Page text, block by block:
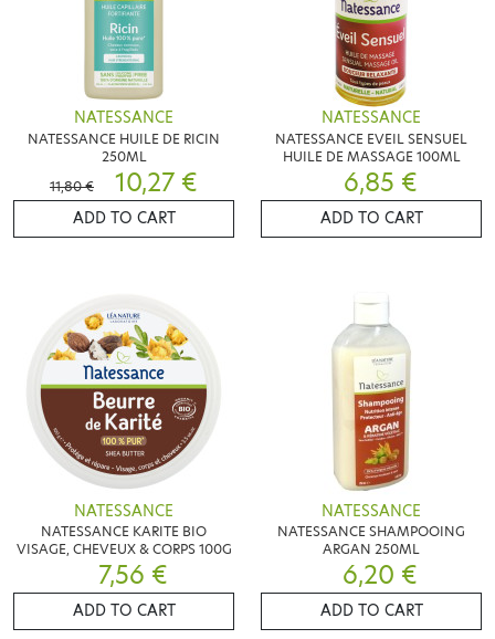
NATESSANCE
NATESSANCE HUILE DE RICIN
250ML
11,80 €
10,27 €
ADD TO CART
NATESSANCE
NATESSANCE EVEIL SENSUEL
HUILE DE MASSAGE 100ML
6,85 €
ADD TO CART
NATESSANCE
NATESSANCE KARITE BIO
VISAGE, CHEVEUX & CORPS 100G
7,56 €
ADD TO CART
NATESSANCE
NATESSANCE SHAMPOOING
ARGAN 250ML
6,20 €
ADD TO CART